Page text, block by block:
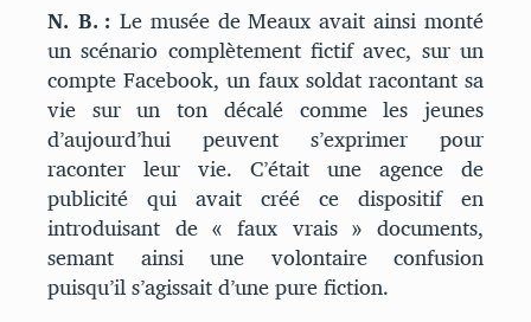
N. B. : Le musée de Meaux avait ainsi monté
un scénario complètement fictif avec, sur un
compte Facebook, un faux soldat racontant sa
vie sur un ton décalé comme les jeunes
d’aujourd’hui peuvent s’exprimer pour
raconter leur vie. C’était une agence de
publicité qui avait créé ce dispositif en
introduisant de « faux vrais » documents,
semant ainsi une volontaire confusion
puisqu’il s’agissait d’une pure fiction.